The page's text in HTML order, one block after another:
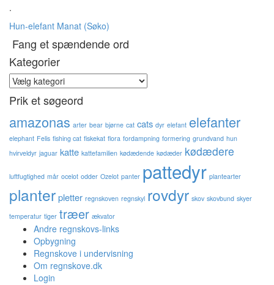
.
Hun-elefant Manat (Søko)
Fang et spændende ord
Kategorier
Kategorier
Prik et søgeord
amazonas arter bear bjørne cat cats dyr elefant elefanter
elephant Felis fishing cat fiskekat flora fordampning formering grundvand hun
hvirveldyr jaguar katte kattefamilien kødædende kødæder kødædere
luftfugtighed mår ocelot odder Ozelot panter pattedyr plantearter
planterpletter regnskoven regnskyl rovdyr skov skovbund skyer
temperatur tiger træer ækvator
Andre regnskovs-links
Opbygning
Regnskove i undervisning
Om regnskove.dk
Login